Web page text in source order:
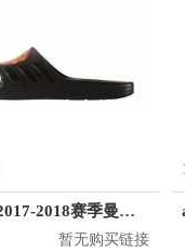
adidas 2017-2018赛季曼联运动拖鞋
暂无购买链接